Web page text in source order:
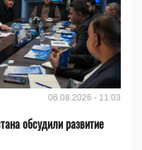
06.08.2026 - 11:03
обсудили развитие